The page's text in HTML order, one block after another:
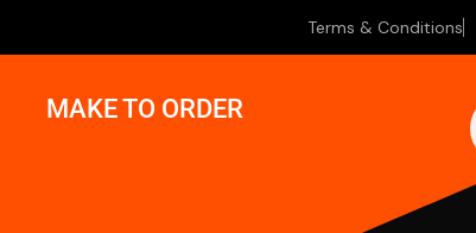
Terms & Conditions
MAKE TO ORDER